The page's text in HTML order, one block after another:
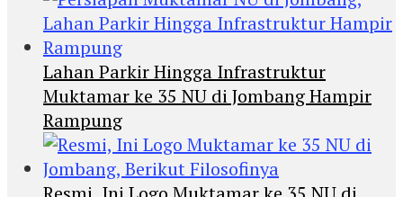
Lahan Parkir Hingga Infrastruktur
Muktamar ke 35 NU di Jombang Hampir
Rampung